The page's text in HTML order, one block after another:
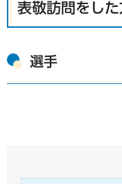
表敬訪問をした
選手